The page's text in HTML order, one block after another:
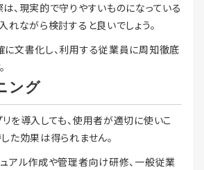
、現実的で守りやすいものになっている
れながら検討すると良いでしょう。
文書化し、利用する従業員に周知徹底
ング
を導入しても、使用者が適切に使いこ
た効果は得られません。
アル作成や管理者向け研修、一般従業